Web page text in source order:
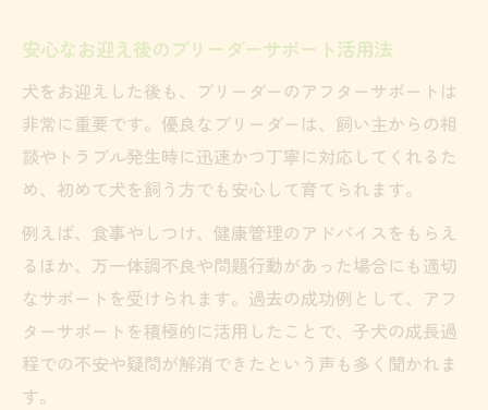
安心なお迎え後のブリーダーサポート活用法
犬をお迎えした後も、ブリーダーのアフターサポートは
非常に重要です。優良なブリーダーは、飼い主からの相
談やトラブル発生時に迅速かつ丁寧に対応してくれるた
め、初めて犬を飼う方でも安心して育てられます。
例えば、食事やしつけ、健康管理のアドバイスをもらえ
るほか、万一体調不良や問題行動があった場合にも適切
なサポートを受けられます。過去の成功例として、アフ
ターサポートを積極的に活用したことで、子犬の成長過
程での不安や疑問が解消できたという声も多く聞かれま
す。